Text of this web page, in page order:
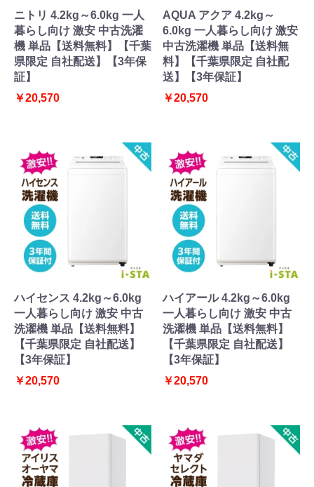
ニトリ 4.2kg～6.0kg 一人
暮らし向け 激安 中古洗濯
機 単品【送料無料】【千葉
県限定 自社配送】【3年保
証】
￥20,570
AQUA アクア 4.2kg～
6.0kg 一人暮らし向け 激安
中古洗濯機 単品【送料無
料】【千葉県限定 自社配
送】【3年保証】
￥20,570
ハイセンス 4.2kg～6.0kg
一人暮らし向け 激安 中古
洗濯機 単品【送料無料】
【千葉県限定 自社配送】
【3年保証】
￥20,570
ハイアール 4.2kg～6.0kg
一人暮らし向け 激安 中古
洗濯機 単品【送料無料】
【千葉県限定 自社配送】
【3年保証】
￥20,570